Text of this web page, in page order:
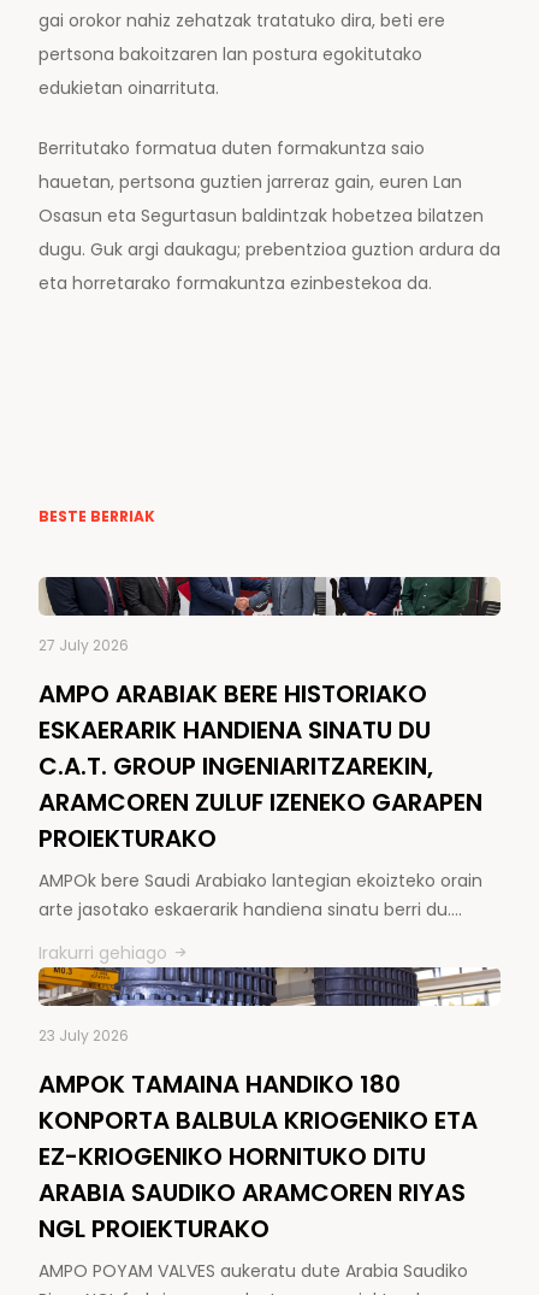
gai orokor nahiz zehatzak tratatuko dira, beti ere
pertsona bakoitzaren lan postura egokitutako
edukietan oinarrituta.
Berritutako formatua duten formakuntza saio
hauetan, pertsona guztien jarreraz gain, euren Lan
Osasun eta Segurtasun baldintzak hobetzea bilatzen
dugu. Guk argi daukagu; prebentzioa guztion ardura da
eta horretarako formakuntza ezinbestekoa da.
BESTE BERRIAK
27 July 2026
AMPO ARABIAK BERE HISTORIAKO
ESKAERARIK HANDIENA SINATU DU
C.A.T. GROUP INGENIARITZAREKIN,
ARAMCOREN ZULUF IZENEKO GARAPEN
PROIEKTURAKO
AMPOk bere Saudi Arabiako lantegian ekoizteko orain
arte jasotako eskaerarik handiena sinatu berri du.…
Irakurri gehiago
23 July 2026
AMPOK TAMAINA HANDIKO 180
KONPORTA BALBULA KRIOGENIKO ETA
EZ-KRIOGENIKO HORNITUKO DITU
ARABIA SAUDIKO ARAMCOREN RIYAS
NGL PROIEKTURAKO
AMPO POYAM VALVES aukeratu dute Arabia Saudiko